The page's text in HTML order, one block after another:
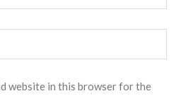
website in this browser for the